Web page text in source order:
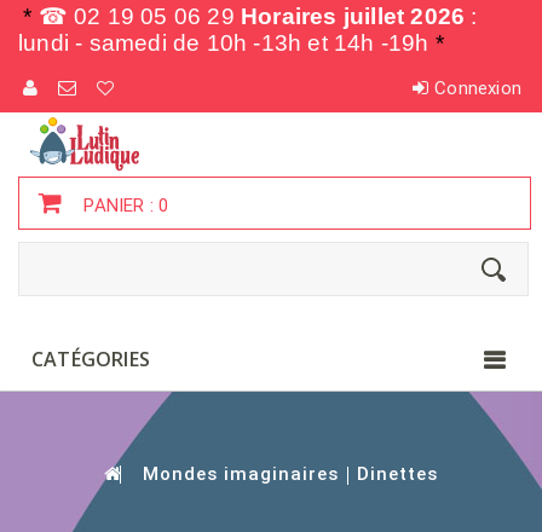
* ☎ 02 19 05 06 29 Horaires juillet 2026 :
lundi - samedi de 10h -13h et 14h -19h *
Connexion
PANIER :0
CATÉGORIES
Mondes imaginaires Dinettes